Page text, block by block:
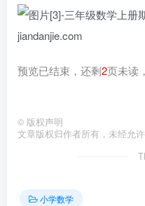
预览已结束，还剩2页未读
© 版权声明
文章版权归作者所有，未经允许
小学数学